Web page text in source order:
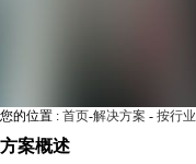
您的位置 : 首页-解决方案 - 按行业
方案概述